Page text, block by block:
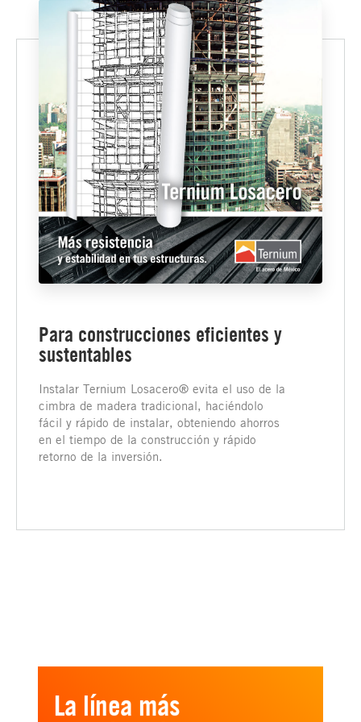
Para construcciones eficientes y
sustentables
Instalar Ternium Losacero® evita el uso de la
cimbra de madera tradicional, haciéndolo
fácil y rápido de instalar, obteniendo ahorros
en el tiempo de la construcción y rápido
retorno de la inversión.
La línea más